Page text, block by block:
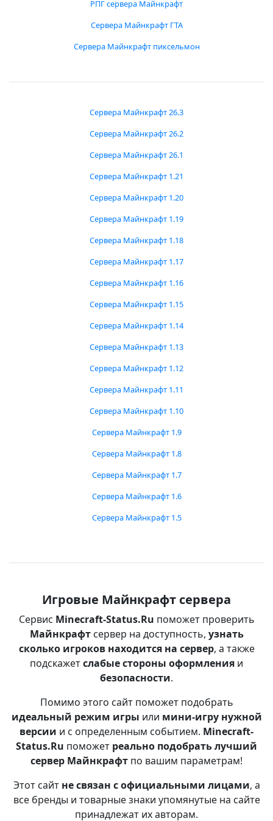
РПГ сервера Майнкрафт
Сервера Майнкрафт ГТА
Сервера Майнкрафт пиксельмон
Сервера Майнкрафт 26.3
Сервера Майнкрафт 26.2
Сервера Майнкрафт 26.1
Сервера Майнкрафт 1.21
Сервера Майнкрафт 1.20
Сервера Майнкрафт 1.19
Сервера Майнкрафт 1.18
Сервера Майнкрафт 1.17
Сервера Майнкрафт 1.16
Сервера Майнкрафт 1.15
Сервера Майнкрафт 1.14
Сервера Майнкрафт 1.13
Сервера Майнкрафт 1.12
Сервера Майнкрафт 1.11
Сервера Майнкрафт 1.10
Сервера Майнкрафт 1.9
Сервера Майнкрафт 1.8
Сервера Майнкрафт 1.7
Сервера Майнкрафт 1.6
Сервера Майнкрафт 1.5
Игровые Майнкрафт сервера
Сервис Minecraft-Status.Ru поможет проверить
Майнкрафтсервер на доступность, узнать
сколько игроков находится на сервер, а также
подскажетслабые стороны оформления и
безопасности.
Помимо этого сайт поможет подобрать
идеальный режим игры или мини-игру нужной
версии и с определенным событием. Minecraft-
Status.Ru поможет реально подобрать лучший
сервер Майнкрафт по вашим параметрам!
Этот сайт не связан с официальными лицами, а
все бренды и товарные знаки упомянутые на сайте
принадлежат их авторам.